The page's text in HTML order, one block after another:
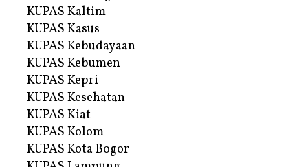
KUPAS Kaltim
KUPAS Kasus
KUPAS Kebudayaan
KUPAS Kebumen
KUPAS Kepri
KUPAS Kesehatan
KUPAS Kiat
KUPAS Kolom
KUPAS Kota Bogor